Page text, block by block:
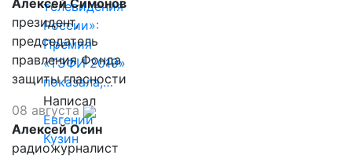
телевидения
России»:
Премия
«ТЭФИ 2019»
показала,…
Написал
Евгений
Кузин
Алексей Симонов
президент,
председатель
правления Фонда
защиты гласности
08 августа
Алексей Осин
радиожурналист